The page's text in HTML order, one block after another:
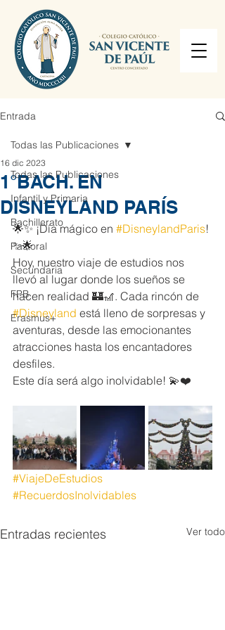
Entrada
Todas las Publicaciones
Infantil y Primaria
Bachillerato
Pastoral
Secundaria
FPB
Erasmus+
Todas las Publicaciones
1°BACH. EN
DISNEYLAND PARÍS
16 dic 2023
🌟✨ ¡Día mágico en #DisneylandParis!
✨🌟
Hoy, nuestro viaje de estudios nos
llevó al lugar donde los sueños se
hacen realidad 🏰🎢. Cada rincón de
#Disneyland está lleno de sorpresas y
aventuras, desde las emocionantes
atracciones hasta los encantadores
desfiles.
Este día será algo inolvidable! 💫❤️
#ViajeDeEstudios
#RecuerdosInolvidables
Entradas recientes Ver todo